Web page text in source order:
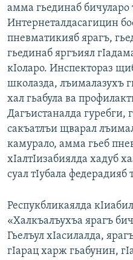
амма гьединаб бичуларо
Интернеталдасагицин
пневматикияб ярагъ,
гьединаб яргъиял
кIоларо. Инспектораз
школазда, лъималазухъ
хал гьабула ва
Дагъистаналда гуребги,
сакъатлъи щварал
камурало, амма гьеб
хIалтIизабиялда хадуб
суал тIубала федерадияб
Респукбликаялда
«Халкъалъухъа ярагъ
Гьелъул хIасилалда,
гIарац харж гьабунин,